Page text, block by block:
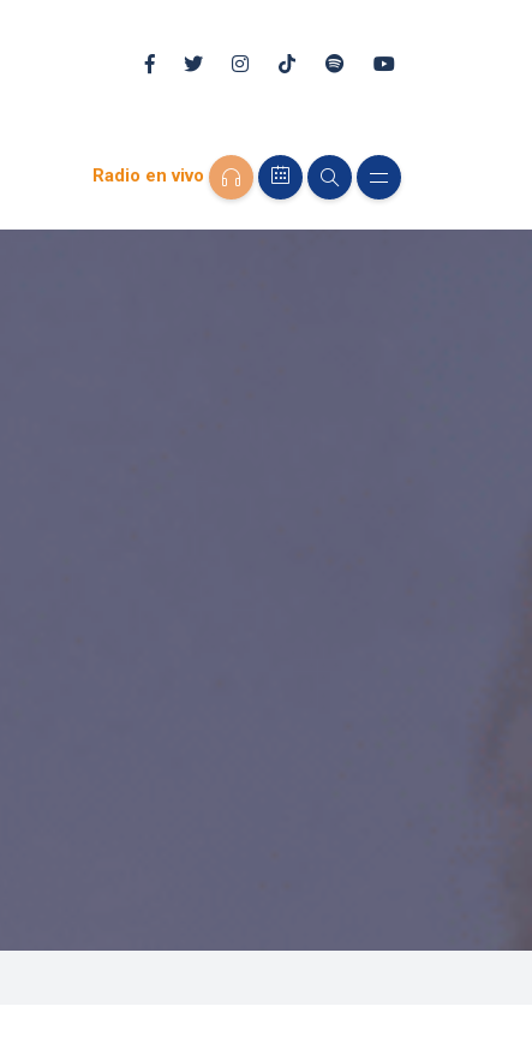
Radio en vivo